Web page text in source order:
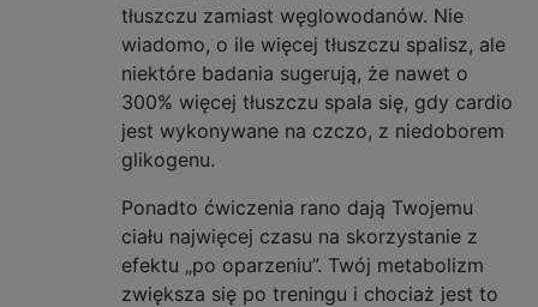
tłuszczu zamiast węglowodanów. Nie
wiadomo, o ile więcej tłuszczu spalisz, ale
niektóre badania sugerują, że nawet o
300% więcej tłuszczu spala się, gdy cardio
jest wykonywane na czczo, z niedoborem
glikogenu.
Ponadto ćwiczenia rano dają Twojemu
ciału najwięcej czasu na skorzystanie z
efektu „po oparzeniu”. Twój metabolizm
zwiększa się po treningu i chociaż jest to